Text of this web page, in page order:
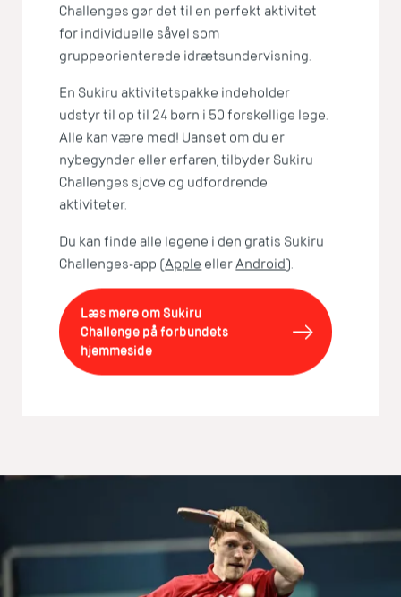
Challenges gør det til en perfekt aktivitet
for individuelle såvel som
gruppeorienterede idrætsundervisning.
En Sukiru aktivitetspakke indeholder
udstyr til op til 24 børn i 50 forskellige lege.
Alle kan være med! Uanset om du er
nybegynder eller erfaren, tilbyder Sukiru
Challenges sjove og udfordrende
aktiviteter.
Du kan finde alle legene i den gratis Sukiru
Challenges-app (AppleellerAndroid).
Læs mere om Sukiru
Challenge på forbundets
hjemmeside